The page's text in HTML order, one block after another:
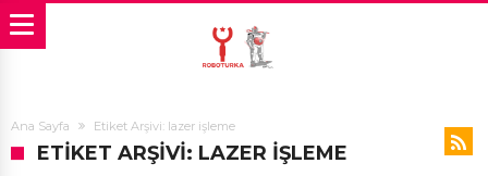
Ana Sayfa Etiket Arşivi: lazer işleme
ETIKET ARŞIVI: LAZER IŞLEME